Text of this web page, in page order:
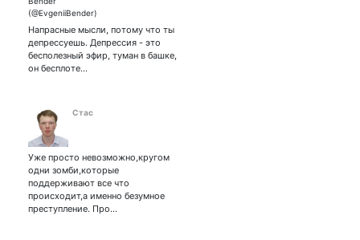
Напрасные мысли, потому что ты
депрессуешь. Депрессия - это
бесполезный эфир, туман в башке,
он бесплоте…
Стас
Уже просто невозможно,кругом
одни зомби,которые
поддерживают все что
происходит,а именно безумное
преступление. Про…